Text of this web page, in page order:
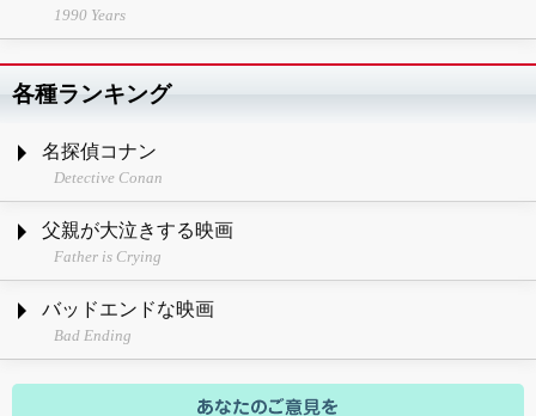
1990 Years
各種ランキング
名探偵コナン
Detective Conan
父親が大泣きする映画
Father is Crying
バッドエンドな映画
Bad Ending